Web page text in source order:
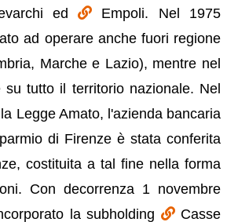
ed
Empoli. Nel 1975
ad operare anche fuori regione
Marche e Lazio), mentre nel
su tutto il territorio nazionale. Nel
Legge Amato, l'azienda bancaria
di Firenze è stata conferita
costituita a tal fine nella forma
Con decorrenza 1 novembre
la subholding
Casse